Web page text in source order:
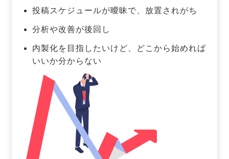
投稿スケジュールが曖昧で、放置されがち
分析や改善が後回し
内製化を目指したいけど、どこから始めれば
いいか分からない